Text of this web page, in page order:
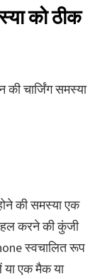
को ठीक
चार्जिंग समस्या
की समस्या एक
हल करने की कुंजी
स्वचालित रूप
या एक मैक या